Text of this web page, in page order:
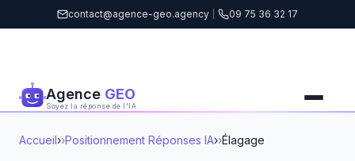
contact@agence-geo.agency 09 75 36 32 17
Agence GEO
Soyez la réponse de l'IA
Accueil› Positionnement Réponses IA› Élagage